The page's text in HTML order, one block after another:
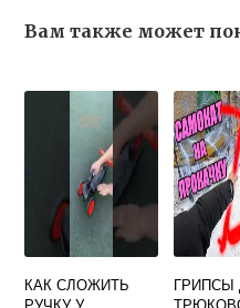
Вам также может
КАК СЛОЖИТЬ
ГРИПСЫ